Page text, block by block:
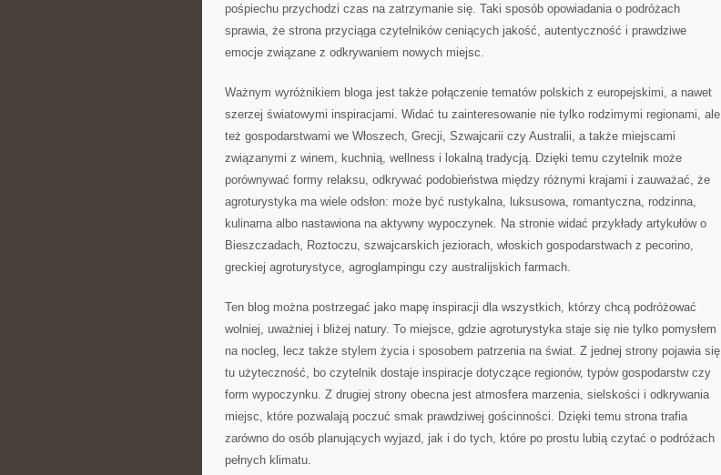
pośpiechu przychodzi czas na zatrzymanie się. Taki sposób opowiadania o podróżach
sprawia, że strona przyciąga czytelników ceniących jakość, autentyczność i prawdziwe
emocje związane z odkrywaniem nowych miejsc.
Ważnym wyróżnikiem bloga jest także połączenie tematów polskich z europejskimi, a nawet
szerzej światowymi inspiracjami. Widać tu zainteresowanie nie tylko rodzimymi regionami, ale
też gospodarstwami we Włoszech, Grecji, Szwajcarii czy Australii, a także miejscami
związanymi z winem, kuchnią, wellness i lokalną tradycją. Dzięki temu czytelnik może
porównywać formy relaksu, odkrywać podobieństwa między różnymi krajami i zauważać, że
agroturystyka ma wiele odsłon: może być rustykalna, luksusowa, romantyczna, rodzinna,
kulinarna albo nastawiona na aktywny wypoczynek. Na stronie widać przykłady artykułów o
Bieszczadach, Roztoczu, szwajcarskich jeziorach, włoskich gospodarstwach z pecorino,
greckiej agroturystyce, agroglampingu czy australijskich farmach.
Ten blog można postrzegać jako mapę inspiracji dla wszystkich, którzy chcą podróżować
wolniej, uważniej i bliżej natury. To miejsce, gdzie agroturystyka staje się nie tylko pomysłem
na nocleg, lecz także stylem życia i sposobem patrzenia na świat. Z jednej strony pojawia się
tu użyteczność, bo czytelnik dostaje inspiracje dotyczące regionów, typów gospodarstw czy
form wypoczynku. Z drugiej strony obecna jest atmosfera marzenia, sielskości i odkrywania
miejsc, które pozwalają poczuć smak prawdziwej gościnności. Dzięki temu strona trafia
zarówno do osób planujących wyjazd, jak i do tych, które po prostu lubią czytać o podróżach
pełnych klimatu.